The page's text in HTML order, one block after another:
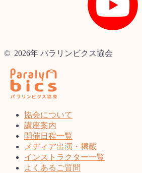
© 2026年 パラリンビクス協会
協会について
講座案内
開催日程一覧
メディア出演・掲載
インストラクター一覧
よくあるご質問